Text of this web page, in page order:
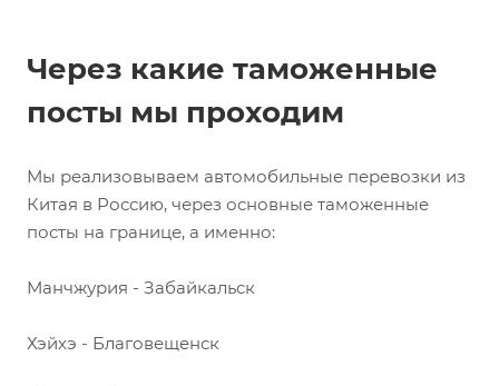
Через какие таможенные
посты мы проходим
Мы реализовываем автомобильные перевозки из
Китая в Россию, через основные таможенные
посты на границе, а именно:
Манчжурия - Забайкальск
Хэйхэ - Благовещенск